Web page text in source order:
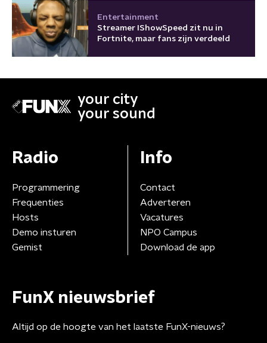
Entertainment
Streamer IShowSpeed zit nu in
Fortnite, maar fans zijn verdeeld
your city
your sound
Radio
Programmering
Frequenties
Hosts
Demo insturen
Gemist
Info
Contact
Adverteren
Vacatures
NPO Campus
Download de app
FunX nieuwsbrief
Altijd op de hoogte van het laatste FunX-nieuws?